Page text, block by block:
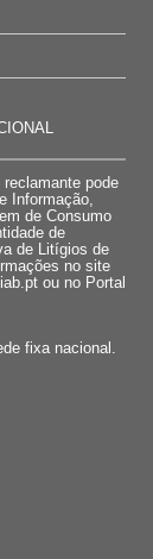
pode
Informação,
de Consumo
de
de Litígios de
no site
ou no Portal
fixa nacional.